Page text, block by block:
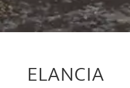
ELANCIA